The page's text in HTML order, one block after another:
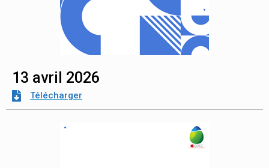
13 avril 2026
Télécharger